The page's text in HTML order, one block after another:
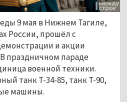
9 мая в Нижнем Тагиле,
России, прошёл с
и акции
праздничном параде
военной техники.
танк Т-34-85, танк Т-90,
машины.